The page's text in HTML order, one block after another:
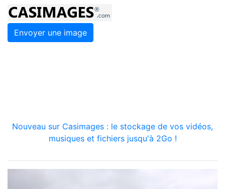
Envoyer une image
Nouveau sur Casimages : le stockage de vos vidéos,
musiques et fichiers jusqu'à 2Go !